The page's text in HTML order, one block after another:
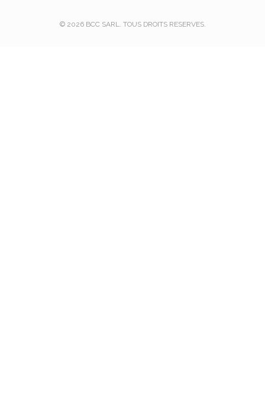
© 2026 BCC SARL. TOUS DROITS RESERVES.